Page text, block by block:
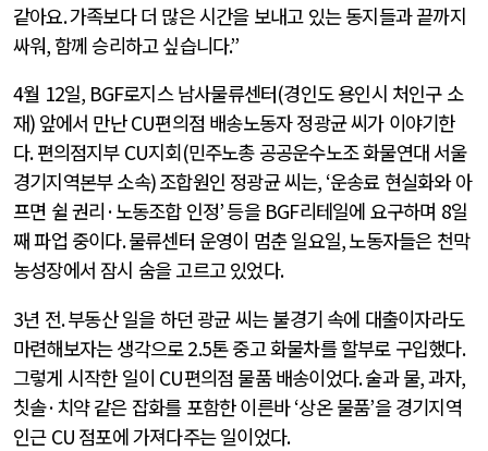
같아요.가족보다 더 많은 시간을 보내고 있는 동지들과 끝까지
싸워, 함께 승리하고 싶습니다.”
4월 12일, BGF로지스 남사물류센터(경인도 용인시 처인구 소
재) 앞에서 만난CU편의점 배송노동자 정광균 씨가 이야기한
다.편의점지부 CU지회(민주노총 공공운수노조 화물연대 서울
경기지역본부 소속)조합원인 정광균 씨는, ‘운송료 현실화와 아
프면 쉴 권리 ·노동조합 인정’등을 BGF리테일에 요구하며 8일
째 파업 중이다.물류센터 운영이 멈춘 일요일,노동자들은 천막
농성장에서 잠시 숨을 고르고 있었다.
3년 전.부동산 일을 하던 광균 씨는 불경기 속에 대출이자라도
마련해보자는 생각으로2.5톤 중고 화물차를 할부로 구입했다.
그렇게 시작한 일이 CU편의점 물품 배송이었다.술과 물,과자,
칫솔·치약 같은 잡화를 포함한 이른바‘상온 물품’을 경기지역
인근 CU 점포에 가져다주는 일이었다.